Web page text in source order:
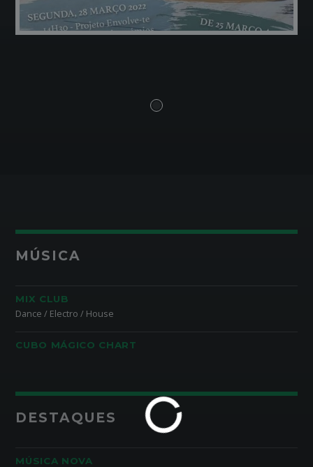
MÚSICA
MIX CLUB
Dance / Electro / House
CUBO MÁGICO CHART
DESTAQUES
MÚSICA NOVA